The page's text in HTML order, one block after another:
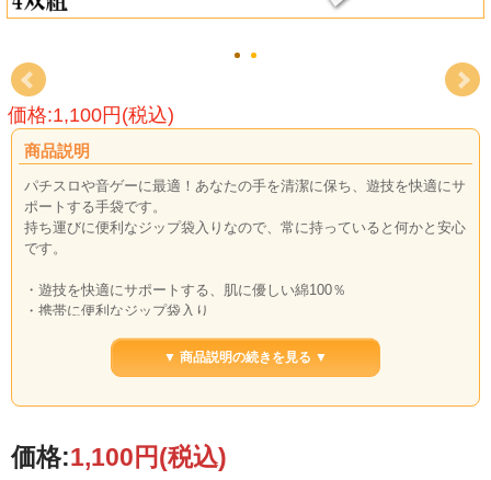
価格:1,100円(税込)
商品説明
パチスロや音ゲーに最適！あなたの手を清潔に保ち、遊技を快適にサ
ポートする手袋です。
持ち運びに便利なジップ袋入りなので、常に持っていると何かと安心
です。
・遊技を快適にサポートする、肌に優しい綿100％
・携帯に便利なジップ袋入り
・電車、バスの吊革など普段使用にもおススメ
数量：4双組
▼ 商品説明の続きを見る ▼
価格:1,100円(税込)